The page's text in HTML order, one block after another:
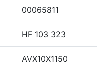
00065811
HF 103 323
AVX10Х1150